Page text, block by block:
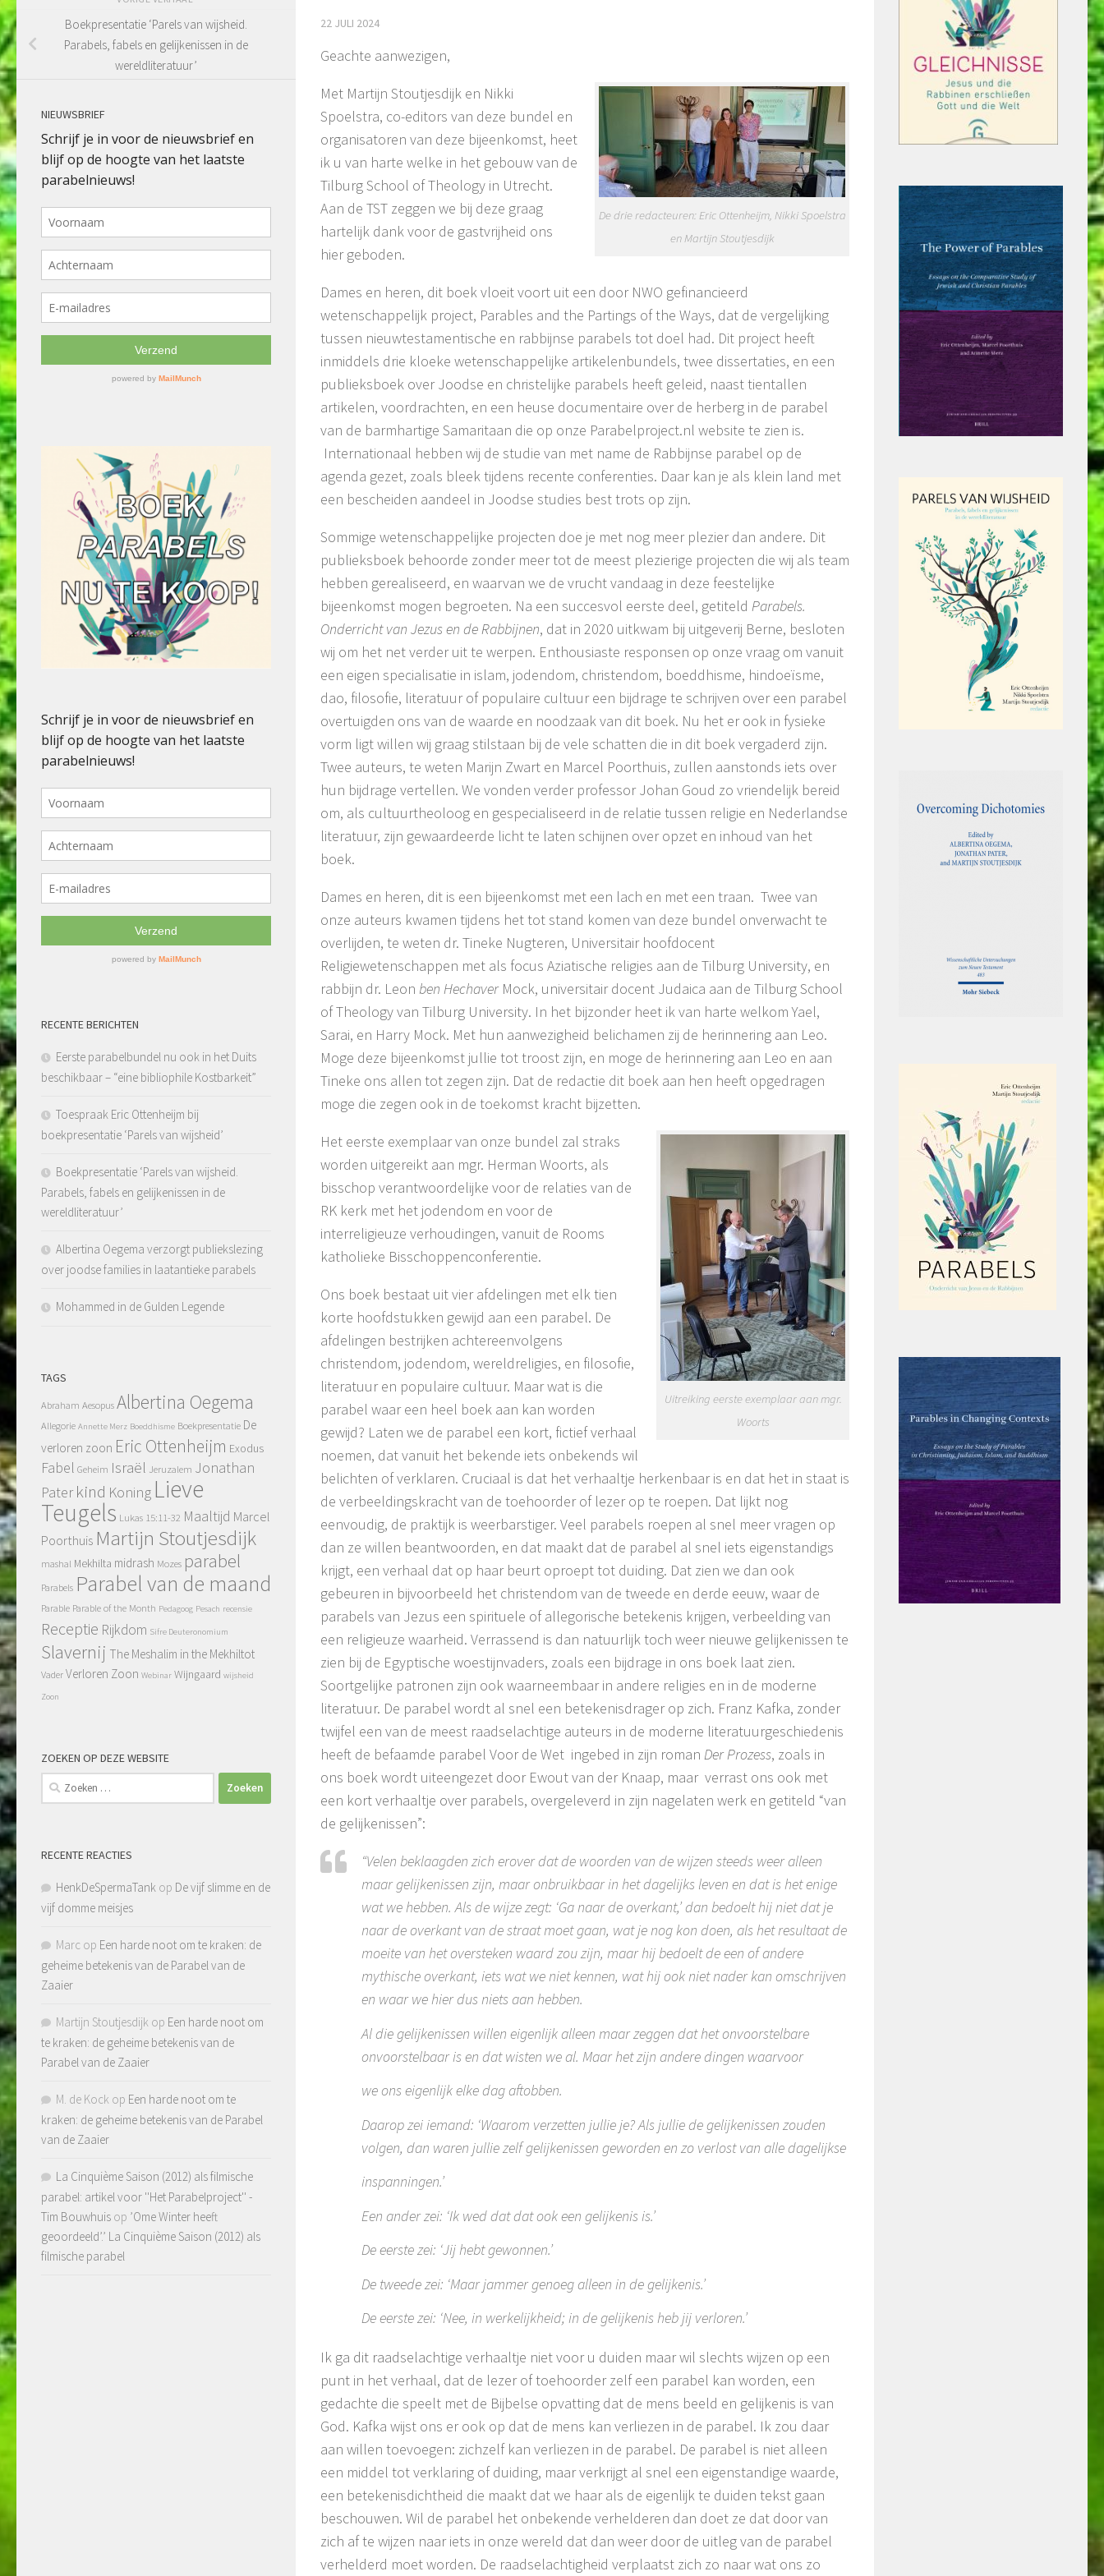
22 JULI 2024
Geachte aanwezigen,
De drie redacteuren: Eric Ottenheijm, Nikki Spoelstra
en Martijn Stoutjesdijk
Met Martijn Stoutjesdijk en Nikki
Spoelstra, co-editors van deze bundel en
organisatoren van deze bijeenkomst, heet
ik u van harte welke in het gebouw van de
Tilburg School of Theology in Utrecht.
Aan de TST zeggen we bij deze graag
hartelijk dank voor de gastvrijheid ons
hier geboden.
Dames en heren, dit boek vloeit voort uit een door NWO gefinancieerd
wetenschappelijk project, Parables and the Partings of the Ways, dat de vergelijking
tussen nieuwtestamentische en rabbijnse parabels tot doel had. Dit project heeft
inmiddels drie kloeke wetenschappelijke artikelenbundels, twee dissertaties, en een
publieksboek over Joodse en christelijke parabels heeft geleid, naast tientallen
artikelen, voordrachten, en een heuse documentaire over de herberg in de parabel
van de barmhartige Samaritaan die op onze Parabelproject.nl website te zien is.
Internationaal hebben wij de studie van met name de Rabbijnse parabel op de
agenda gezet, zoals bleek tijdens recente conferenties. Daar kan je als klein land met
een bescheiden aandeel in Joodse studies best trots op zijn.
Sommige wetenschappelijke projecten doe je met nog meer plezier dan andere. Dit
publieksboek behoorde zonder meer tot de meest plezierige projecten die wij als team
hebben gerealiseerd, en waarvan we de vrucht vandaag in deze feestelijke
bijeenkomst mogen begroeten. Na een succesvol eerste deel, getiteld Parabels.
Onderricht van Jezus en de Rabbijnen, dat in 2020 uitkwam bij uitgeverij Berne, besloten
wij om het net verder uit te werpen. Enthousiaste responsen op onze vraag om vanuit
een eigen specialisatie in islam, jodendom, christendom, boeddhisme, hindoeïsme,
dao, filosofie, literatuur of populaire cultuur een bijdrage te schrijven over een parabel
overtuigden ons van de waarde en noodzaak van dit boek. Nu het er ook in fysieke
vorm ligt willen wij graag stilstaan bij de vele schatten die in dit boek vergaderd zijn.
Twee auteurs, te weten Marijn Zwart en Marcel Poorthuis, zullen aanstonds iets over
hun bijdrage vertellen. We vonden verder professor Johan Goud zo vriendelijk bereid
om, als cultuurtheoloog en gespecialiseerd in de relatie tussen religie en Nederlandse
literatuur, zijn gewaardeerde licht te laten schijnen over opzet en inhoud van het
boek.
Dames en heren, dit is een bijeenkomst met een lach en met een traan. Twee van
onze auteurs kwamen tijdens het tot stand komen van deze bundel onverwacht te
overlijden, te weten dr. Tineke Nugteren, Universitair hoofdocent
Religiewetenschappen met als focus Aziatische religies aan de Tilburg University, en
rabbijn dr. Leon ben HechaverMock, universitair docent Judaica aan de Tilburg School
of Theology van Tilburg University. In het bijzonder heet ik van harte welkom Yael,
Sarai, en Harry Mock. Met hun aanwezigheid belichamen zij de herinnering aan Leo.
Moge deze bijeenkomst jullie tot troost zijn, en moge de herinnering aan Leo en aan
Tineke ons allen tot zegen zijn. Dat de redactie dit boek aan hen heeft opgedragen
moge die zegen ook in de toekomst kracht bijzetten.
Uitreiking eerste exemplaar aan mgr.
Woorts
Het eerste exemplaar van onze bundel zal straks
worden uitgereikt aan mgr. Herman Woorts, als
bisschop verantwoordelijke voor de relaties van de
RK kerk met het jodendom en voor de
interreligieuze verhoudingen, vanuit de Rooms
katholieke Bisschoppenconferentie.
Ons boek bestaat uit vier afdelingen met elk tien
korte hoofdstukken gewijd aan een parabel. De
afdelingen bestrijken achtereenvolgens
christendom, jodendom, wereldreligies, en filosofie,
literatuur en populaire cultuur. Maar wat is die
parabel waar een heel boek aan kan worden
gewijd? Laten we de parabel een kort, fictief verhaal
noemen, dat vanuit het bekende iets onbekends wil
belichten of verklaren. Cruciaal is dat het verhaaltje herkenbaar is en dat het in staat is
de verbeeldingskracht van de toehoorder of lezer op te roepen. Dat lijkt nog
eenvoudig, de praktijk is weerbarstiger. Veel parabels roepen al snel meer vragen op
dan ze willen beantwoorden, en dat maakt dat de parabel al snel iets eigenstandigs
krijgt, een verhaal dat op haar beurt oproept tot duiding. Dat zien we dan ook
gebeuren in bijvoorbeeld het christendom van de tweede en derde eeuw, waar de
parabels van Jezus een spirituele of allegorische betekenis krijgen, verbeelding van
een religieuze waarheid. Verrassend is dan natuurlijk toch weer nieuwe gelijkenissen te
zien bij de Egyptische woestijnvaders, zoals een bijdrage in ons boek laat zien.
Soortgelijke patronen zijn ook waarneembaar in andere religies en in de moderne
literatuur. De parabel wordt al snel een betekenisdrager op zich. Franz Kafka, zonder
twijfel een van de meest raadselachtige auteurs in de moderne literatuurgeschiedenis
heeft de befaamde parabel Voor de Wet ingebed in zijn roman Der Prozess, zoals in
ons boek wordt uiteengezet door Ewout van der Knaap, maar verrast ons ook met
een kort verhaaltje over parabels, overgeleverd in zijn nagelaten werk en getiteld “van
de gelijkenissen”:
“Velen beklaagden zich erover dat de woorden van de wijzen steeds weer alleen
maar gelijkenissen zijn, maar onbruikbaar in het dagelijks leven en dat is het enige
wat we hebben. Als de wijze zegt: ‘Ga naar de overkant,’ dan bedoelt hij niet dat je
naar de overkant van de straat moet gaan, wat je nog kon doen, als het resultaat de
moeite van het oversteken waard zou zijn, maar hij bedoelt de een of andere
mythische overkant, iets wat we niet kennen, wat hij ook niet nader kan omschrijven
en waar we hier dus niets aan hebben.
Al die gelijkenissen willen eigenlijk alleen maar zeggen dat het onvoorstelbare
onvoorstelbaar is en dat wisten we al. Maar het zijn andere dingen waarvoor
we ons eigenlijk elke dag aftobben.
Daarop zei iemand: ‘Waarom verzetten jullie je? Als jullie de gelijkenissen zouden
volgen, dan waren jullie zelf gelijkenissen geworden en zo verlost van alle dagelijkse
inspanningen.’
Een ander zei: ‘Ik wed dat dat ook een gelijkenis is.’
De eerste zei: ‘Jij hebt gewonnen.’
De tweede zei: ‘Maar jammer genoeg alleen in de gelijkenis.’
De eerste zei: ‘Nee, in werkelijkheid; in de gelijkenis heb jij verloren.’
Ik ga dit raadselachtige verhaaltje niet voor u duiden maar wil slechts wijzen op een
punt in het verhaal, dat de lezer of toehoorder zelf een parabel kan worden, een
gedachte die speelt met de Bijbelse opvatting dat de mens beeld en gelijkenis is van
God. Kafka wijst ons er ook op dat de mens kan verliezen in de parabel. Ik zou daar
aan willen toevoegen: zichzelf kan verliezen in de parabel. De parabel is niet alleen
een middel tot verklaring of duiding, maar verkrijgt al snel een eigenstandige waarde,
een betekenisdichtheid die maakt dat we haar als de eigenlijk te duiden tekst gaan
beschouwen. Wil de parabel het onbekende verhelderen dan doet ze dat door van
zich af te wijzen naar iets in onze wereld dat dan weer door de uitleg van de parabel
verhelderd moet worden. De raadselachtigheid verplaatst zich zo naar wat ons zo
Boekpresentatie ‘Parels van wijsheid.
Parabels, fabels en gelijkenissen in de
wereldliteratuur’
NIEUWSBRIEF
RECENTE BERICHTEN
Eerste parabelbundel nu ook in het Duits
beschikbaar – “eine bibliophile Kostbarkeit”
Toespraak Eric Ottenheijm bij
boekpresentatie ‘Parels van wijsheid’
Boekpresentatie ‘Parels van wijsheid.
Parabels, fabels en gelijkenissen in de
wereldliteratuur’
Albertina Oegema verzorgt publiekslezing
over joodse families in laatantieke parabels
Mohammed in de Gulden Legende
TAGS
Abraham Aesopus Albertina Oegema
Allegorie Annette Merz Boeddhisme Boekpresentatie De
verloren zoon Eric Ottenheijm Exodus
Fabel Geheim Israël Jeruzalem Jonathan
Pater kind Koning Lieve
Teugels Lukas 15:11-32 Maaltijd Marcel
Poorthuis Martijn Stoutjesdijk
mashal Mekhilta midrash Mozes parabel
Parabels Parabel van de maand
Parable Parable of the Month Pedagoog Pesach recensie
Receptie Rijkdom Sifre Deuteronomium
Slavernij The Meshalim in the Mekhiltot
Vader Verloren Zoon Webinar Wijngaard wijsheid
Zoon
ZOEKEN OP DEZE WEBSITE
Zoeken
naar:
RECENTE REACTIES
HenkDeSpermaTank op De vijf slimme en de
vijf domme meisjes
Marc op Een harde noot om te kraken: de
geheime betekenis van de Parabel van de
Zaaier
Martijn Stoutjesdijk op Een harde noot om
te kraken: de geheime betekenis van de
Parabel van de Zaaier
M. de Kock op Een harde noot om te
kraken: de geheime betekenis van de Parabel
van de Zaaier
La Cinquième Saison (2012) als filmische
parabel: artikel voor ''Het Parabelproject'' -
Tim Bouwhuis op ’Ome Winter heeft
geoordeeld’.’ La Cinquième Saison (2012) als
filmische parabel